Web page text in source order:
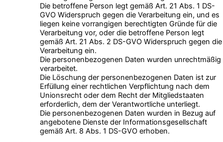
Die betroffene Person legt gemäß Art. 21 Abs. 1 DS-
GVO Widerspruch gegen die Verarbeitung ein, und es
liegen keine vorrangigen berechtigten Gründe für die
Verarbeitung vor, oder die betroffene Person legt
gemäß Art. 21 Abs. 2 DS-GVO Widerspruch gegen die
Verarbeitung ein.
Die personenbezogenen Daten wurden unrechtmäßig
verarbeitet.
Die Löschung der personenbezogenen Daten ist zur
Erfüllung einer rechtlichen Verpflichtung nach dem
Unionsrecht oder dem Recht der Mitgliedstaaten
erforderlich, dem der Verantwortliche unterliegt.
Die personenbezogenen Daten wurden in Bezug auf
angebotene Dienste der Informationsgesellschaft
gemäß Art. 8 Abs. 1 DS-GVO erhoben.